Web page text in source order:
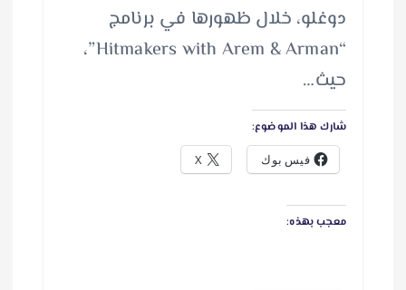
دوغلو، خلال ظهورها في برنامج
“Hitmakers with Arem & Arman”،
حيث…
شارك هذا الموضوع:
فيس بوك X
معجب بهذه: